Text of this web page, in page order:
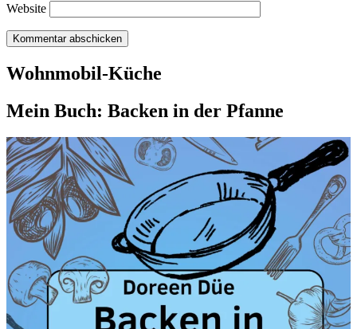
Website
Wohnmobil-Küche
Mein Buch: Backen in der Pfanne